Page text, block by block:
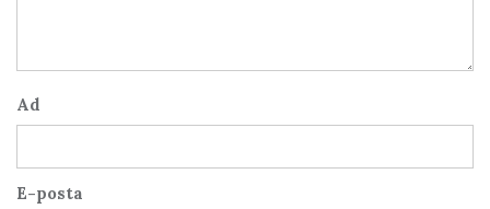
Ad
E-posta